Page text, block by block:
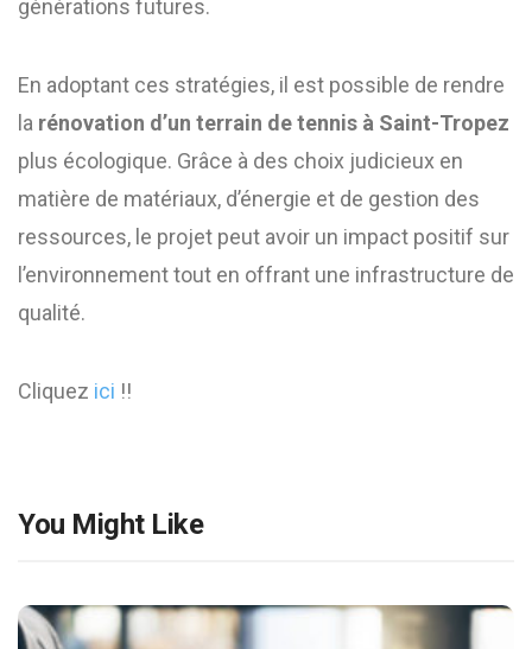
générations futures.
En adoptant ces stratégies, il est possible de rendre
la rénovation d’un terrain de tennis à Saint-Tropez
plus écologique. Grâce à des choix judicieux en
matière de matériaux, d’énergie et de gestion des
ressources, le projet peut avoir un impact positif sur
l’environnement tout en offrant une infrastructure de
qualité.
Cliquez ici !!
You Might Like